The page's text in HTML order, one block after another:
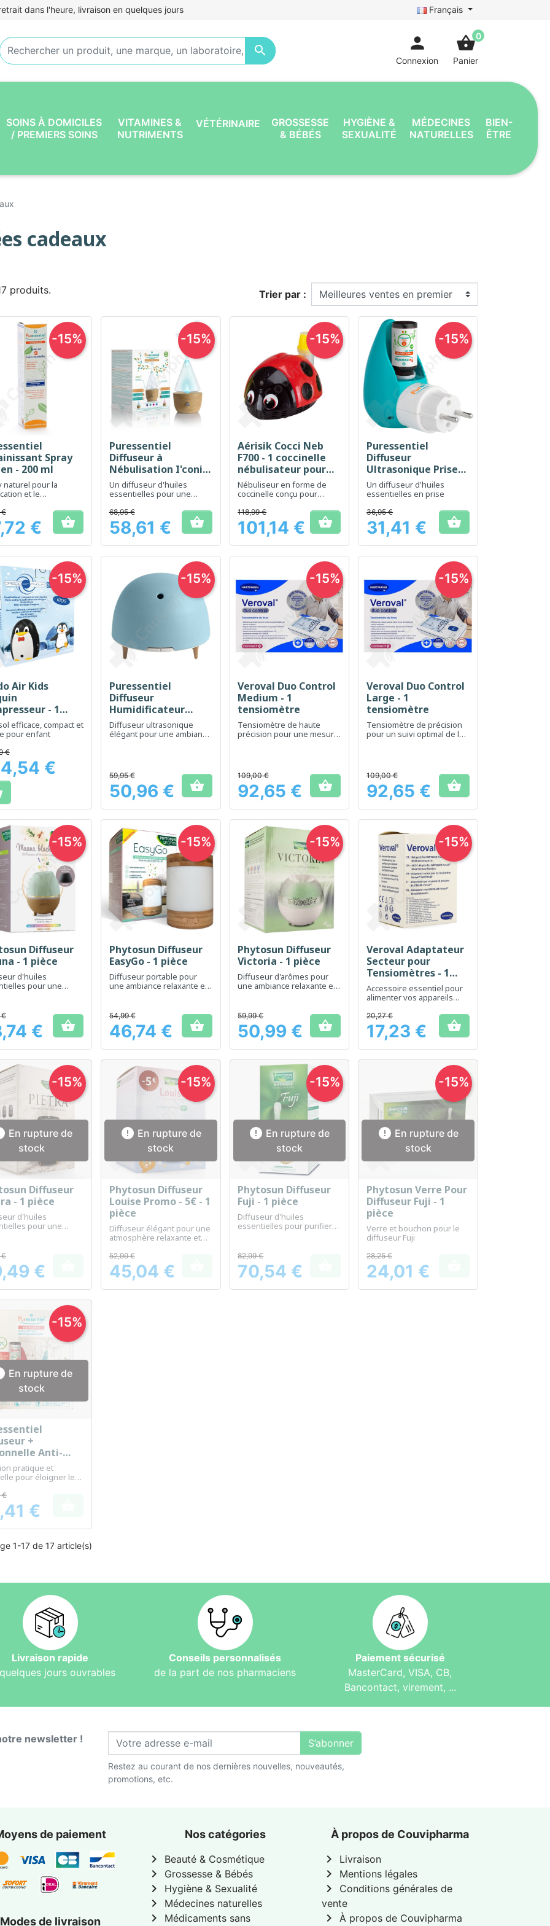
dans l'heure, livraison en quelques jours Français
 person
Connexion
shopping_basket0
Panier
SOINS À DOMICILES
/ PREMIERS SOINS
VITAMINES &
NUTRIMENTS
VÉTÉRINAIRE
GROSSESSE
& BÉBÉS
HYGIÈNE &
SEXUALITÉ
MÉDECINES
NATURELLES
BIEN-
ÊTRE
cadeaux
produits. Trier par :
Aperçu rapide
Spray
- 200 ml
naturel pour la
et le
€
€ 
-15%
Aperçu rapide
Puressentiel
Diffuseur à
Nébulisation I'conic
Bois Naturel - 1
diffuseur d'huiles
Un diffuseur d'huiles
essentielles pour une
domicile
Prix
68,95 €
58,61 € 
-15%
Aperçu rapide
Aérisik Cocci Neb
F700 - 1 coccinelle
nébulisateur pour
enfant
Nébuliseur en forme de
coccinelle conçu pour
respiratoires des enfants
plus agréables
Prix
118,99 €
101,14 € 
-15%
Aperçu rapide
Puressentiel
Diffuseur
Ultrasonique Prise
Clip & Diffuse - 1
diffuseur d'huiles
Un diffuseur d'huiles
essentielles en prise
Prix
36,95 €
31,41 € 
-15%
Aperçu rapide
Air Kids
- 1
efficace, compact et
pour enfant
€
€
-15%
Aperçu rapide
Puressentiel
Diffuseur
Humidificateur
Ultrasonique
SPOUTNIK - 1
Diffuseur ultrasonique
élégant pour une ambiance
Prix
59,95 €
50,96 € 
-15%
Aperçu rapide
Veroval Duo Control
Medium - 1
tensiomètre
Tensiomètre de haute
précision pour une mesure
Prix
109,00 €
92,65 € 
-15%
Aperçu rapide
Veroval Duo Control
Large - 1
tensiomètre
Tensiomètre de précision
pour un suivi optimal de la
Prix
109,00 €
92,65 € 
-15%
Aperçu rapide
Diffuseur
- 1 pièce
d'huiles
pour une
€
€ 
-15%
Aperçu rapide
Phytosun Diffuseur
EasyGo - 1 pièce
Diffuseur portable pour
une ambiance relaxante et
Prix
54,99 €
46,74 € 
-15%
Aperçu rapide
Phytosun Diffuseur
Victoria - 1 pièce
Diffuseur d'arômes pour
une ambiance relaxante et
Prix
59,99 €
50,99 € 
-15%
Aperçu rapide
Veroval Adaptateur
Secteur pour
Tensiomètres - 1
pièce
Accessoire essentiel pour
alimenter vos appareils
Prix
20,27 €
17,23 € 
-15%
En rupture de
stock
Aperçu rapide
Diffuseur
- 1 pièce
d'huiles
pour une
€
€
-15%
 En rupture de
stock
Aperçu rapide
Phytosun Diffuseur
Louise Promo - 5€ - 1
pièce
Diffuseur élégant pour une
atmosphère relaxante et
Prix
52,99 €
45,04 €
-15%
 En rupture de
stock
Aperçu rapide
Phytosun Diffuseur
Fuji - 1 pièce
Diffuseur d'huiles
essentielles pour purifier
Prix
82,99 €
70,54 €
-15%
 En rupture de
stock
Aperçu rapide
Phytosun Verre Pour
Diffuseur Fuji - 1
pièce
Verre et bouchon pour le
diffuseur Fuji
Prix
28,25 €
24,01 €
-15%
En rupture de
stock
Aperçu rapide
+
Anti-
- 1 diffuseur
essentielles
pratique et
pour éloigner les
€
€
-15%
1-17 de 17 article(s)
Livraison rapide
jours ouvrables
Conseils personnalisés
de la part de nos pharmaciens
Paiement sécurisé
MasterCard, VISA, CB,
Bancontact, virement, ...
newsletter ! S’abonner
Restez au courant de nos dernières nouvelles, nouveautés,
promotions, etc.
de paiement
Modes de livraison
Nos catégories
chevron_right Beauté & Cosmétique
chevron_right Grossesse & Bébés
chevron_right Hygiène & Sexualité
chevron_right Médecines naturelles
chevron_right Médicaments sans
À propos de Couvipharma
chevron_right Livraison
chevron_right Mentions légales
chevron_right
Conditions générales de
vente
chevron_right À propos de Couvipharma